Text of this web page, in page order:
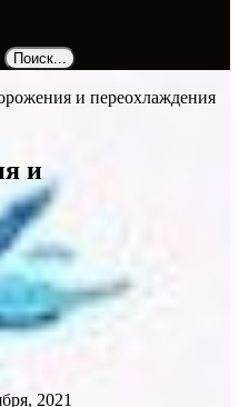
Поиск...
и переохлаждения
и
2021